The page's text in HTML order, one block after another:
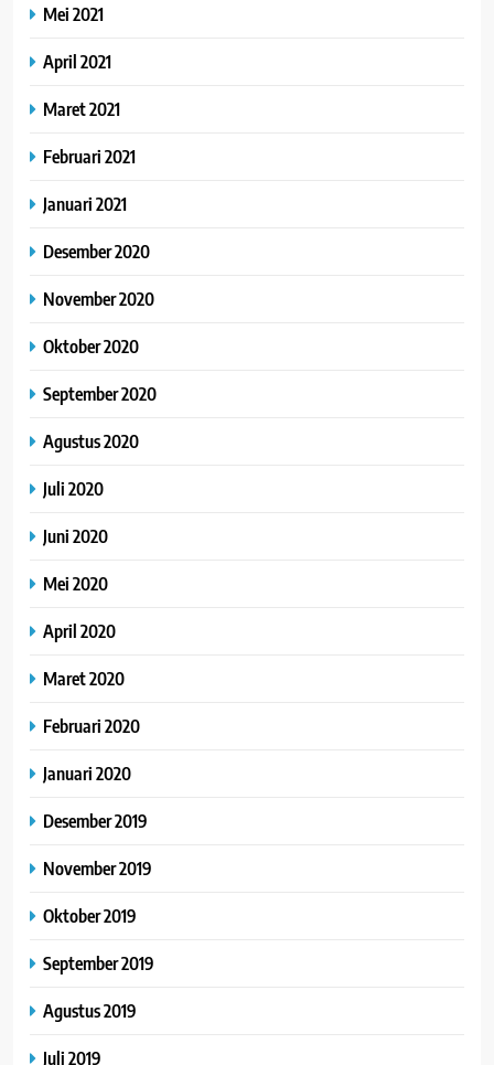
Mei 2021
April 2021
Maret 2021
Februari 2021
Januari 2021
Desember 2020
November 2020
Oktober 2020
September 2020
Agustus 2020
Juli 2020
Juni 2020
Mei 2020
April 2020
Maret 2020
Februari 2020
Januari 2020
Desember 2019
November 2019
Oktober 2019
September 2019
Agustus 2019
Juli 2019